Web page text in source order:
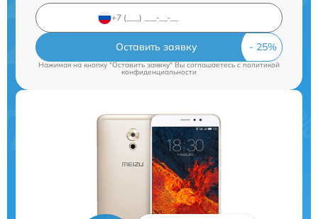
Оставить заявку
Нажимая на кнопку "Оставить заявку" Вы соглашаетесь cполитикой
конфиденциальности